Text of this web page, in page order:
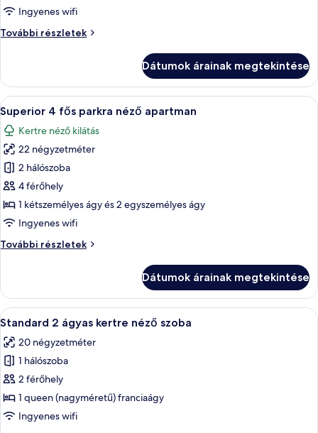
ágyas
kertre
néző
Ingyenes wifi
További részletek
Standard
néző
szoba
további
részletei
Dátumok árainak megtekintése
A
következő
szoba
összes
képének
megtekintése:
Superior
4
parkra
Egy szállodai szoba, amelyben
9
Superior 4 fős parkra néző apartman
Kertre néző kilátás
22 négyzetméter
2 hálószoba
4 férőhely
1 kétszemélyes ágy és 2 egyszemélyes ágy
Ingyenes wifi
További részletek
Superior
néző
apartman
további
Dátumok árainak megtekintése
A
következő
szoba
összes
képének
megtekintése:
Standard
Egy szállodai szoba, amelyben egy
7
Standard 2 ágyas kertre néző szoba
20 négyzetméter
1 hálószoba
2 férőhely
1 queen (nagyméretű) franciaágy
Ingyenes wifi